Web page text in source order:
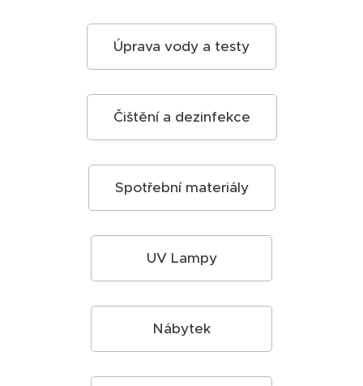
Úprava vody a testy
Čištění a dezinfekce
Spotřební materiály
UV Lampy
Nábytek